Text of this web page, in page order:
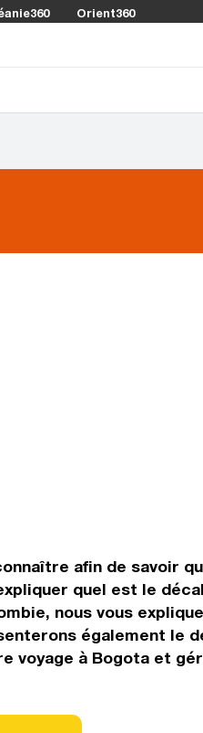
Orient360
afin de savoir
quel est le
nous vous
également le
voyage à Bogota et